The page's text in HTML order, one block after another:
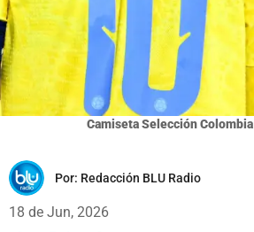
Camiseta Selección Colombia
Por: Redacción BLU Radio
18 de Jun, 2026